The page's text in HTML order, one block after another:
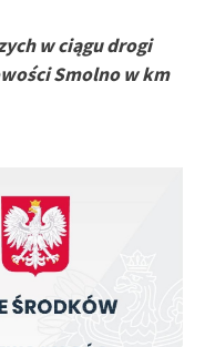
w ciągu drogi
Smolno w km